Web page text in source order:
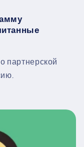
партнерской